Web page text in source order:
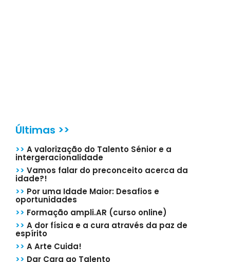
Últimas >>
>> A valorização do Talento Sénior e a
intergeracionalidade
>> Vamos falar do preconceito acerca da
idade?!
>> Por uma Idade Maior: Desafios e
oportunidades
>> Formação ampli.AR (curso online)
>> A dor física e a cura através da paz de
espírito
>> A Arte Cuida!
>> Dar Cara ao Talento